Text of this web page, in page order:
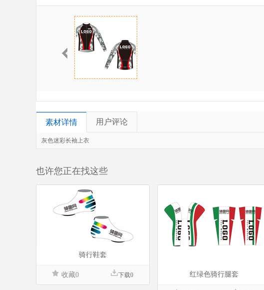
素材详情 用户评论
灰色迷彩长袖上衣
也许您正在找这些
骑行鞋套
收藏0 下载0 红绿色骑行腿套